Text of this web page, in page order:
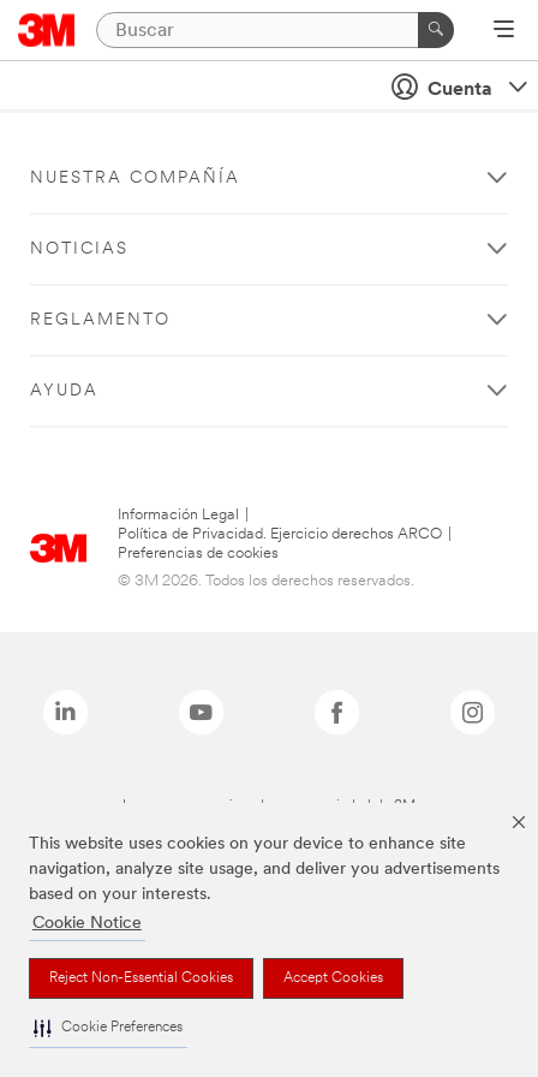
This website uses cookies on your device to enhance site
navigation, analyze site usage, and deliver you advertisements
based on your interests.
Cookie Notice
Reject Non-Essential Cookies Accept Cookies
Cookie Preferences
Cuenta
NUESTRA COMPAÑÍA
NOTICIAS
REGLAMENTO
AYUDA
Información Legal
Política de Privacidad. Ejercicio derechos ARCO
Preferencias de cookies
© 3M 2026. Todos los derechos reservados.
Las marcas mencionadas son propiedad de 3M